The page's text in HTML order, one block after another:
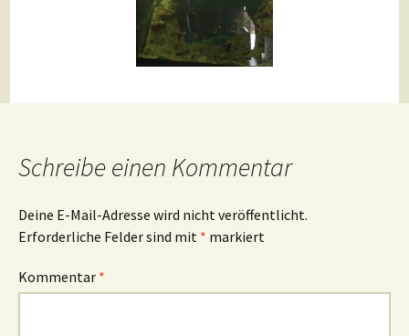
Schreibe einen Kommentar
Deine E-Mail-Adresse wird nicht veröffentlicht.
Erforderliche Felder sind mit * markiert
Kommentar *